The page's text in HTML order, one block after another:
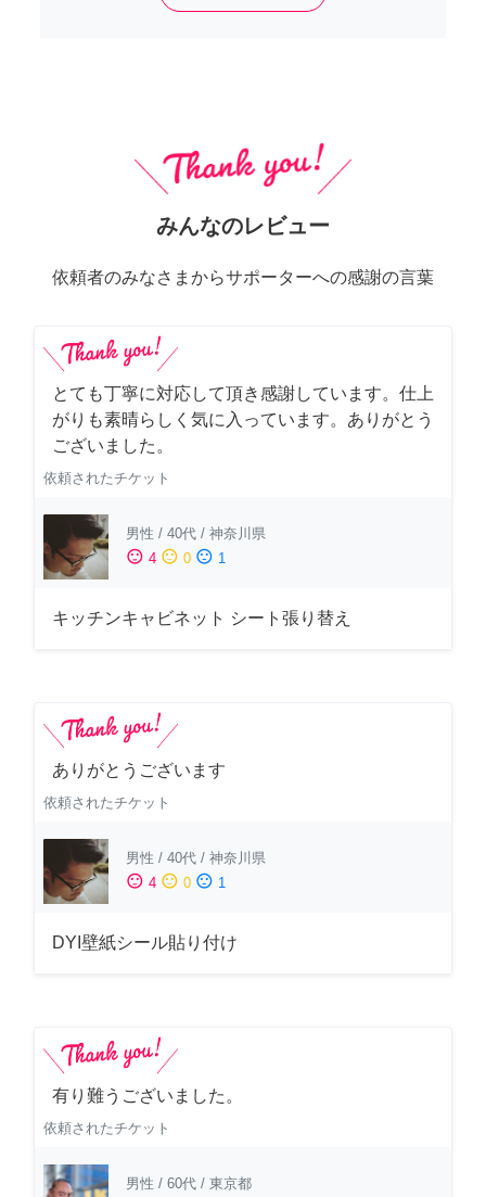
みんなのレビュー
依頼者のみなさまからサポーターへの感謝の言葉
とても丁寧に対応して頂き感謝しています。仕上
がりも素晴らしく気に入っています。ありがとう
ございました。
依頼されたチケット
男性 / 40代 / 神奈川県
sentiment_satisfied 4 sentiment_neutral 0 sentiment_dissatisfied 1
キッチンキャビネット シート張り替え
ありがとうございます
依頼されたチケット
男性 / 40代 / 神奈川県
sentiment_satisfied 4 sentiment_neutral 0 sentiment_dissatisfied 1
DYI壁紙シール貼り付け
有り難うございました。
依頼されたチケット
男性 / 60代 / 東京都